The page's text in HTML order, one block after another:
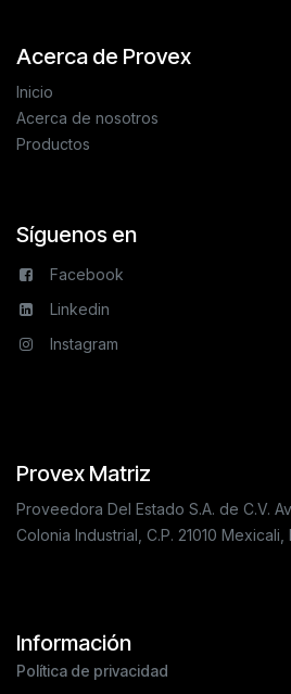
Acerca de Provex
Inicio
Acerca de nosotros
Productos
Síguenos en
Facebook
Linkedin
Instagram
Provex Matriz
Proveedora Del Estado S.A. de C.V.
Colonia Industrial, C.P. 21010 Mexicali,
Información
Política de privacidad